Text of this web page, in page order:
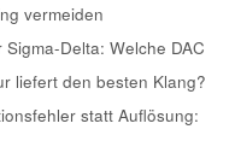
vermeiden
Sigma-Delta: Welche DAC
liefert den besten Klang?
statt Auflösung: